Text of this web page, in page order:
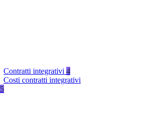
Contratti integrativi 4
Costi contratti integrativi
5